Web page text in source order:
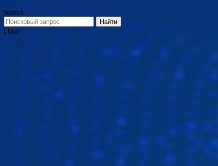
search
Найти
close